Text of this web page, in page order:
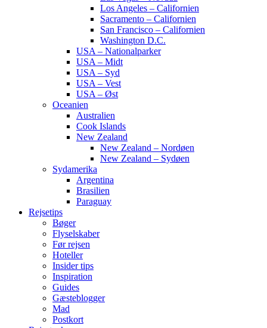
Los Angeles – Californien
Sacramento – Californien
San Francisco – Californien
Washington D.C.
USA – Nationalparker
USA – Midt
USA – Syd
USA – Vest
USA – Øst
Oceanien
Australien
Cook Islands
New Zealand
New Zealand – Nordøen
New Zealand – Sydøen
Sydamerika
Argentina
Brasilien
Paraguay
Rejsetips
Bøger
Flyselskaber
Før rejsen
Hoteller
Insider tips
Inspiration
Guides
Gæsteblogger
Mad
Postkort